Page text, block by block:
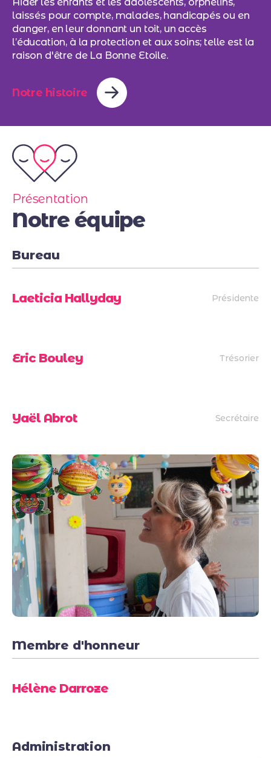
laissés pour compte, malades, handicapés ou en
danger, en leur donnant un toit, un accès
l’éducation, à la protection et aux soins; telle est la
raison d'être de La Bonne Etoile.
Notre histoire
Présentation
Notre équipe
Bureau
Laeticia Hallyday Présidente
Eric Bouley Trésorier
Yaël Abrot Secrétaire
Membre d'honneur
Hélène Darroze
Administration